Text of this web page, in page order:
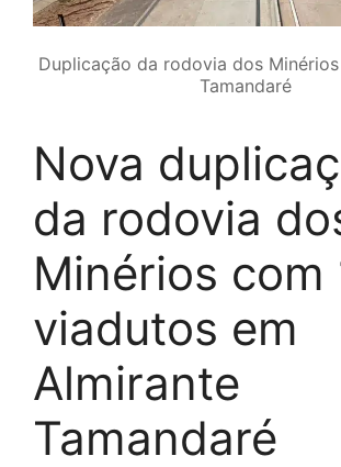
Duplicação da rodovia dos
Tamandaré
Nova
da rodovia
Minérios com
viadutos em
Almirante
Tamandaré